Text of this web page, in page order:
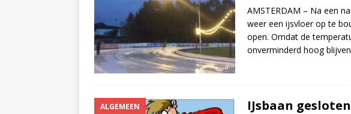
AMSTERDAM – Na een
weer een ijsvloer op te
open. Omdat de
onverminderd hoog
ALGEMEEN IJsbaan gesloten